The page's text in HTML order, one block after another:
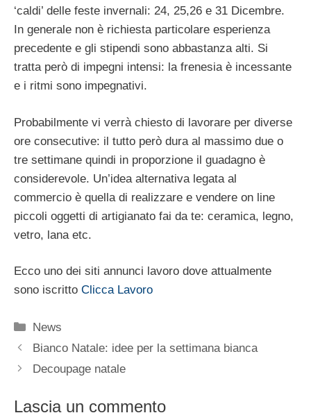
‘caldi’ delle feste invernali: 24, 25,26 e 31 Dicembre.
In generale non è richiesta particolare esperienza
precedente e gli stipendi sono abbastanza alti. Si
tratta però di impegni intensi: la frenesia è incessante
e i ritmi sono impegnativi.
Probabilmente vi verrà chiesto di lavorare per diverse
ore consecutive: il tutto però dura al massimo due o
tre settimane quindi in proporzione il guadagno è
considerevole. Un’idea alternativa legata al
commercio è quella di realizzare e vendere on line
piccoli oggetti di artigianato fai da te: ceramica, legno,
vetro, lana etc.
Ecco uno dei siti annunci lavoro dove attualmente
sono iscritto Clicca Lavoro
Categorie
News
Bianco Natale: idee per la settimana bianca
Decoupage natale
Lascia un commento